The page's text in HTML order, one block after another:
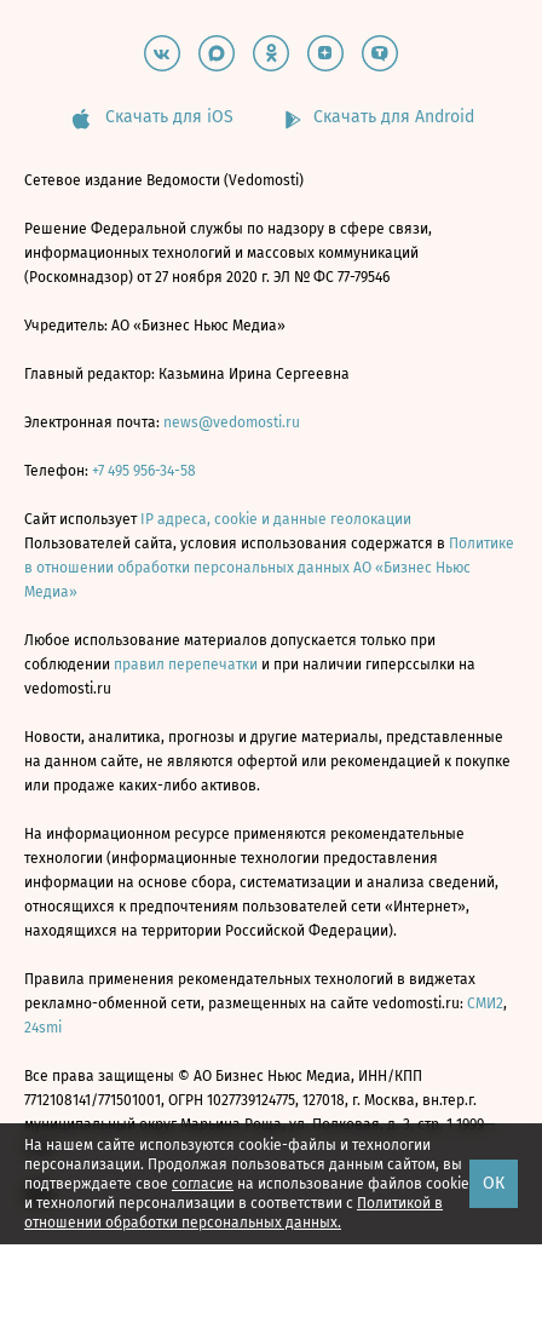
На нашем сайте используются cookie-файлы и технологии
персонализации. Продолжая пользоваться данным сайтом, вы
подтверждаете свое согласие на использование файлов cookie
и технологий персонализации в соответствии с Политикой в
отношении обработки персональных данных.
ОК
Скачать для iOS Скачать для Android
Сетевое издание Ведомости (Vedomosti)
Решение Федеральной службы по надзору в сфере связи,
информационных технологий и массовых коммуникаций
(Роскомнадзор) от 27 ноября 2020 г. ЭЛ № ФС 77-79546
Учредитель: АО «Бизнес Ньюс Медиа»
Главный редактор: Казьмина Ирина Сергеевна
Электронная почта: news@vedomosti.ru
Телефон: +7 495 956-34-58
Сайт использует IP адреса, cookie и данные геолокации
Пользователей сайта, условия использования содержатся в Политике
в отношении обработки персональных данных АО «Бизнес Ньюс
Медиа»
Любое использование материалов допускается только при
соблюдении правил перепечатки и при наличии гиперссылки на
vedomosti.ru
Новости, аналитика, прогнозы и другие материалы, представленные
на данном сайте, не являются офертой или рекомендацией к покупке
или продаже каких-либо активов.
На информационном ресурсе применяются рекомендательные
технологии (информационные технологии предоставления
информации на основе сбора, систематизации и анализа сведений,
относящихся к предпочтениям пользователей сети «Интернет»,
находящихся на территории Российской Федерации).
Правила применения рекомендательных технологий в виджетах
рекламно-обменной сети, размещенных на сайте vedomosti.ru: СМИ2,
24smi
Все права защищены © АО Бизнес Ньюс Медиа, ИНН/КПП
7712108141/771501001, ОГРН 1027739124775, 127018, г. Москва, вн.тер.г.
муниципальный округ Марьина Роща, ул. Полковая, д. 3, стр. 1 1999—
2026